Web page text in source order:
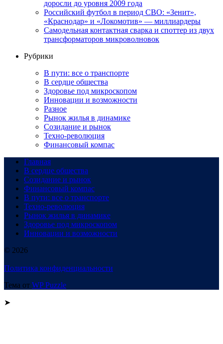
доросли до уровня 2009 года
Российский футбол в период СВО: «Зенит»,
«Краснодар» и «Локомотив» — миллиардеры
Самодельная контактная сварка и споттер из двух
трансформаторов микроволновок
Рубрики
В пути: все о транспорте
В сердце общества
Здоровье под микроскопом
Инновации и возможности
Разное
Рынок жилья в динамике
Созидание и рынок
Техно-революция
Финансовый компас
Главная
В сердце общества
Созидание и рынок
Финансовый компас
В пути: все о транспорте
Техно-революция
Рынок жилья в динамике
Здоровье под микроскопом
Инновации и возможности
© 2026
Политика конфиденциальности
Тема от WP Puzzle
➤